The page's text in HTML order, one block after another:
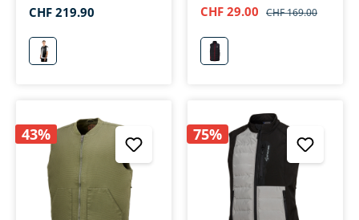
CHF 219.90
schwarz
CHF 29.00 CHF 169.00
schwarz/rot
43% 75%